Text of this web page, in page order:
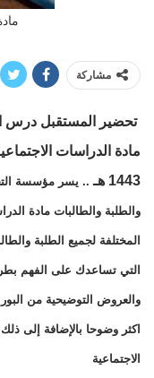
مشاركة
تحضير المستقبل درس
مادة الدراسات
1443 هـ
.. يسر مؤسسة
والطلبة والطالبات مادة
المختلفة لجميع الطلبة
التي تساعدك على الفهم
والعروض التوضيحية من
اكثر وضوحا بالإضافة إلى
الاجتماعية